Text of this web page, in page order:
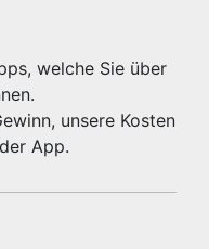
welche Sie über
unsere Kosten
App.